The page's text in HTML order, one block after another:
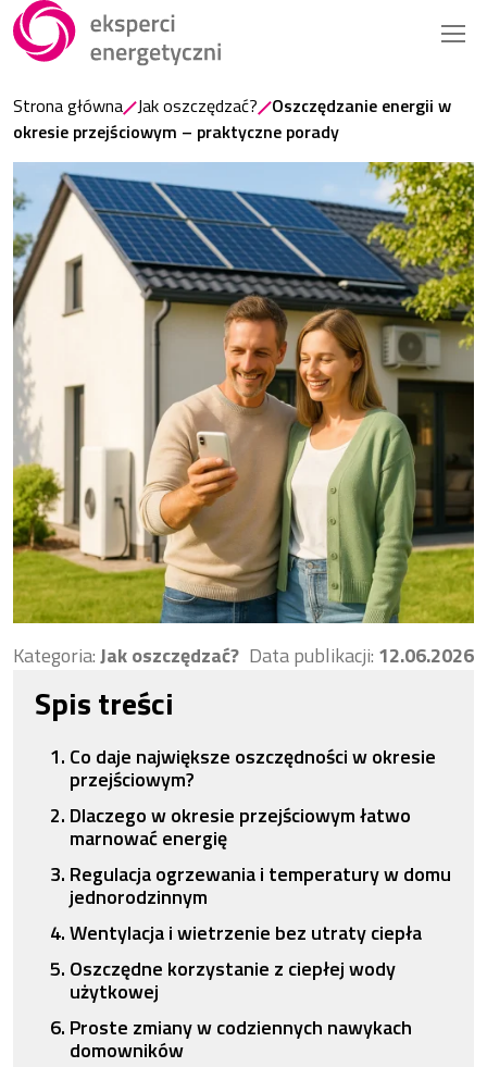
Strona główna Jak oszczędzać?
Oszczędzanie energii w
okresie przejściowym – praktyczne porady
Kategoria:Jak oszczędzać? Data publikacji: 12.06.2026
Spis treści
Co daje największe oszczędności w okresie
przejściowym?
Dlaczego w okresie przejściowym łatwo
marnować energię
Regulacja ogrzewania i temperatury w domu
jednorodzinnym
Wentylacja i wietrzenie bez utraty ciepła
Oszczędne korzystanie z ciepłej wody
użytkowej
Proste zmiany w codziennych nawykach
domowników